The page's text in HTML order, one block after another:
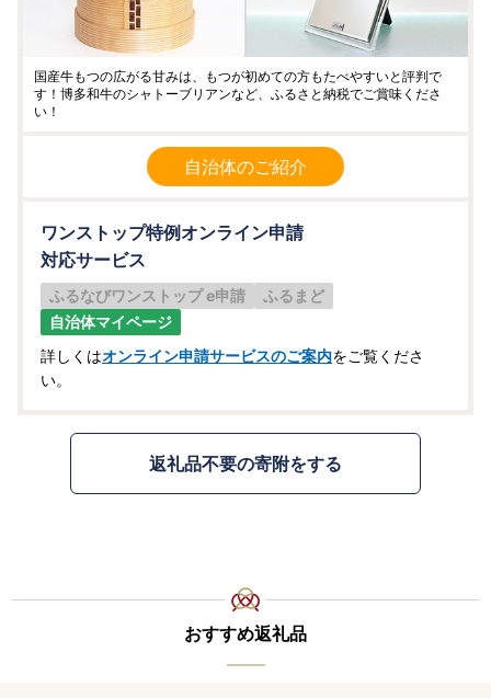
国産牛もつの広がる甘みは、もつが初めての方もたべやすいと評判で
す！博多和牛のシャトーブリアンなど、ふるさと納税でご賞味くださ
い！
自治体のご紹介
ワンストップ特例オンライン申請
対応サービス
ふるなびワンストップ e申請
ふるまど
自治体マイページ
詳しくはオンライン申請サービスのご案内をご覧くださ
い。
返礼品不要の寄附をする
おすすめ返礼品